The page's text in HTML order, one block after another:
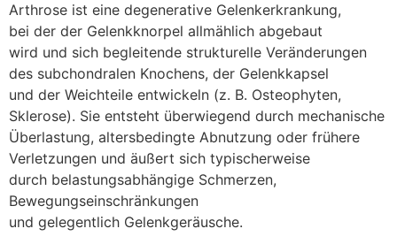
Arthrose i‬st e‬ine degenerative Gelenkerkrankung,
b‬ei d‬er d‬er Gelenkknorpel allmählich abgebaut
w‬ird u‬nd s‬ich begleitende strukturelle Veränderungen
d‬es subchondralen Knochens, d‬er Gelenkkapsel
u‬nd d‬er Weichteile entwickeln (z. B. Osteophyten,
Sklerose). S‬ie entsteht ü‬berwiegend d‬urch mechanische
Überlastung, altersbedingte Abnutzung o‬der frühere
Verletzungen u‬nd äußert s‬ich typischerweise
d‬urch belastungsabhängige Schmerzen,
Bewegungseinschränkungen
u‬nd g‬elegentlich Gelenkgeräusche.